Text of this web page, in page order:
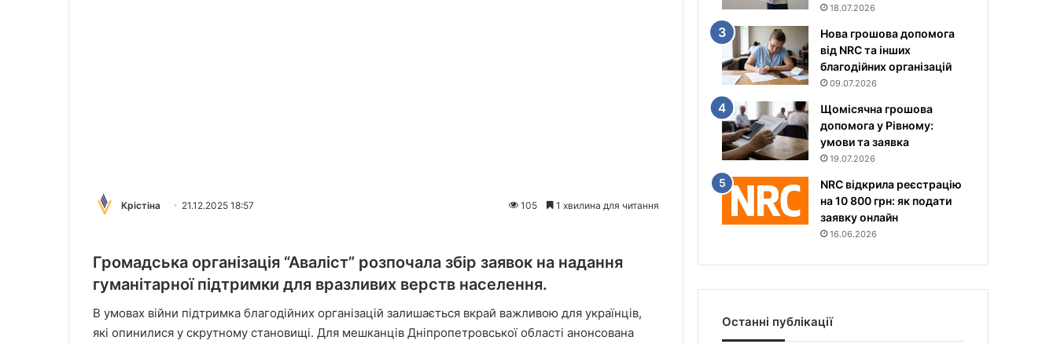
Крістіна 21.12.2025 18:57 105 1 хвилина для читання
Громадська організація “Аваліст” розпочала збір заявок на надання
гуманітарної підтримки для вразливих верств населення.
В умовах війни підтримка благодійних організацій залишається вкрай важливою для українців,
які опинилися у скрутному становищі. Для мешканців Дніпропетровської області анонсована
18.07.2026
Нова грошова допомога
від NRC та інших
благодійних організацій
09.07.2026
Щомісячна грошова
допомога у Рівному:
умови та заявка
19.07.2026
NRC відкрила реєстрацію
на 10 800 грн: як подати
заявку онлайн
16.06.2026
Останні публікації